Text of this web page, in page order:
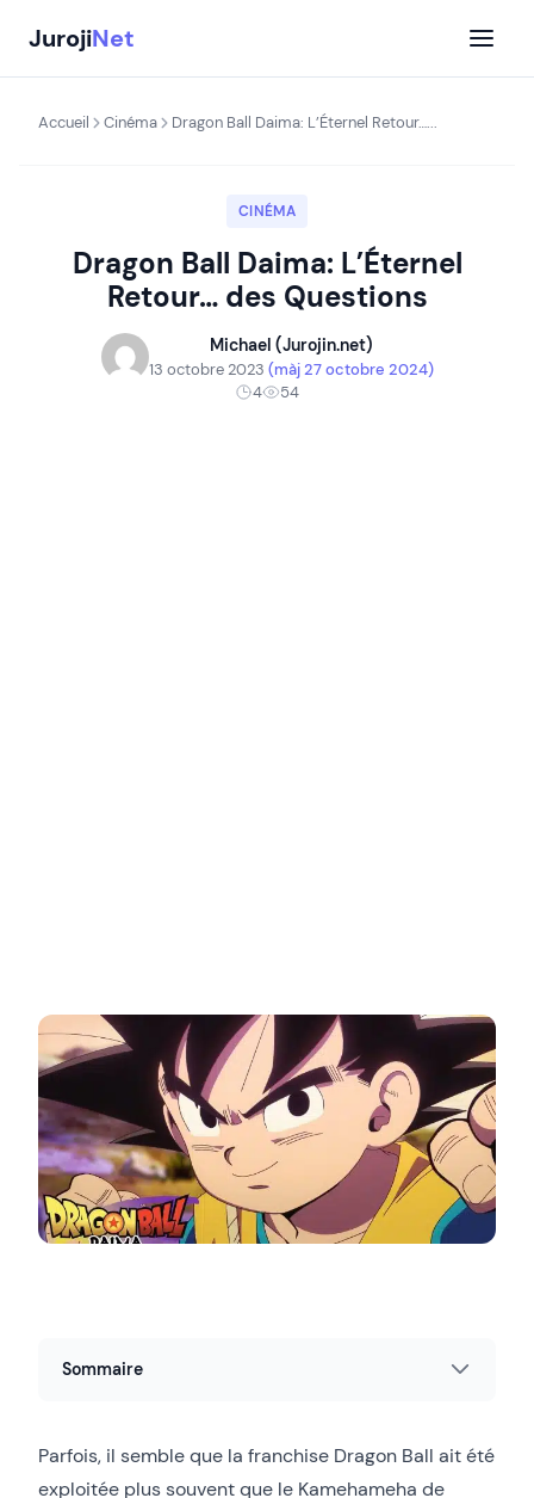
contenu
JurojiNet
Accueil Cinéma Dragon Ball Daima: L’Éternel Retour…...
CINÉMA
Dragon Ball Daima: L’Éternel
Retour… des Questions
Michael (Jurojin.net)
13 octobre 2023 (màj 27 octobre 2024)
4
54
Sommaire
Parfois, il semble que la franchise Dragon Ball ait été
exploitée plus souvent que le Kamehameha de